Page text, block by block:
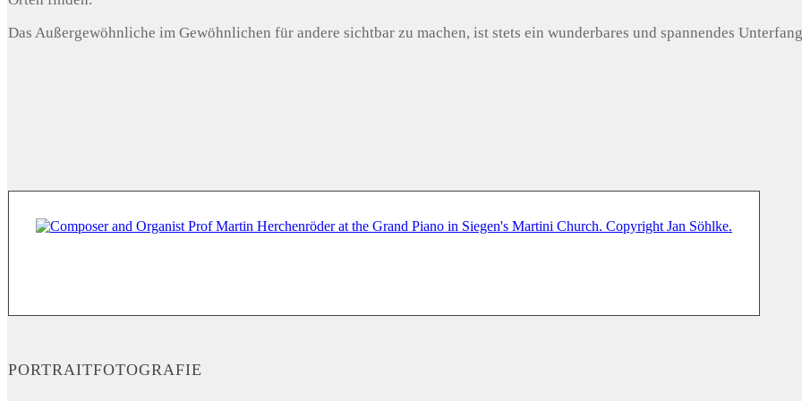
Das Außergewöhnliche im Gewöhnlichen für andere sichtbar zu machen, ist stets ein wunderbares und spannendes
PORTRAITFOTOGRAFIE